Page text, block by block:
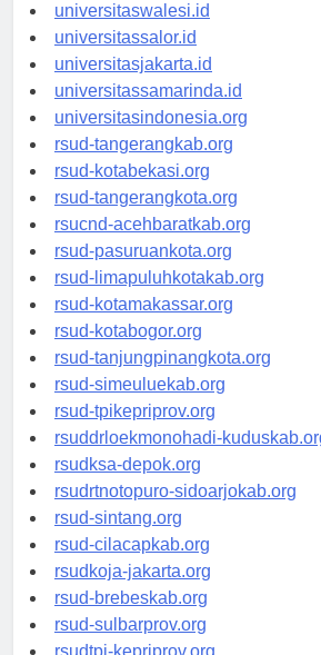
universitaswalesi.id
universitassalor.id
universitasjakarta.id
universitassamarinda.id
universitasindonesia.org
rsud-tangerangkab.org
rsud-kotabekasi.org
rsud-tangerangkota.org
rsucnd-acehbaratkab.org
rsud-pasuruankota.org
rsud-limapuluhkotakab.org
rsud-kotamakassar.org
rsud-kotabogor.org
rsud-tanjungpinangkota.org
rsud-simeuluekab.org
rsud-tpikepriprov.org
rsuddrloekmonohadi-kuduskab.org
rsudksa-depok.org
rsudrtnotopuro-sidoarjokab.org
rsud-sintang.org
rsud-cilacapkab.org
rsudkoja-jakarta.org
rsud-brebeskab.org
rsud-sulbarprov.org